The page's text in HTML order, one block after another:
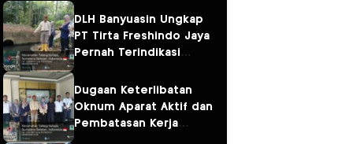
DLH Banyuasin Ungkap
PT Tirta Freshindo Jaya
Pernah Terindikasi
Dugaan Limbah Kembali
Diselidiki
Dugaan Keterlibatan
Oknum Aparat Aktif dan
Pembatasan Kerja